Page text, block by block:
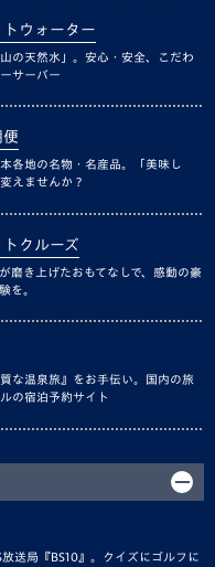
トウォーター
の天然水」。安心・安全、こだわ
サーバー
便
各地の名物・名産品。「美味し
えませんか？
トクルーズ
磨き上げたおもてなしで、感動の豪
を。
な温泉旅』をお手伝い。国内の旅
の宿泊予約サイト
送局『BS10』。クイズにゴルフに